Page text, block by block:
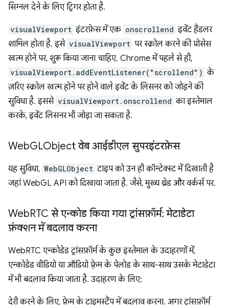
सिग्नल देने के लिए ट्रिगर होता है.
visualViewport इंटरफ़ेस में एक onscrollend इवेंट हैंडलर
शामिल होता है. इसे visualViewport पर स्क्रोल करने की प्रोसेस
खत्म होने पर, शुरू किया जाना चाहिए. Chrome में पहले से ही,
visualViewport.addEventListener("scrollend") के
ज़रिए स्क्रोल खत्म होने पर होने वाले इवेंट के लिसनर को जोड़ने की
सुविधा है. इससे visualViewport.onscrollend का इस्तेमाल
करके, इवेंट लिसनर भी जोड़ा जा सकता है.
WebGLObject वेब आईडीएल सुपरइंटरफ़ेस
यह सुविधा, WebGLObject टाइप को उन ही कॉन्टेक्स्ट में दिखाती है
जहां WebGL API को दिखाया जाता है. जैसे, मुख्य थ्रेड और वर्कर्स पर.
WebRTC से एन्कोड किया गया ट्रांसफ़ॉर्म: मेटाडेटा
फ़ंक्शन में बदलाव करना
WebRTC एन्कोडेड ट्रांसफ़ॉर्म के कुछ इस्तेमाल के उदाहरणों में,
एन्कोडेड वीडियो या ऑडियो फ़्रेम के पेलोड के साथ-साथ उसके मेटाडेटा
में भी बदलाव किया जाता है. उदाहरण के लिए:
देरी करने के लिए, फ़्रेम के टाइमस्टैंप में बदलाव करना. अगर ट्रांसफ़ॉर्म